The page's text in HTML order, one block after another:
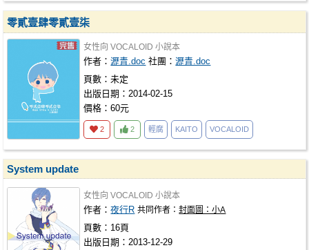
零貳壹肆零貳壹柒
女性向 VOCALOID 小說本
作者：瀝青.doc 社團：瀝青.doc
頁數：未定
出版日期：2014-02-15
價格：60元
2 2 輕腐 KAITO VOCALOID
System update
女性向 VOCALOID 小說本
作者：夜行R 共同作者：封面圖：小A
頁數：16頁
出版日期：2013-12-29